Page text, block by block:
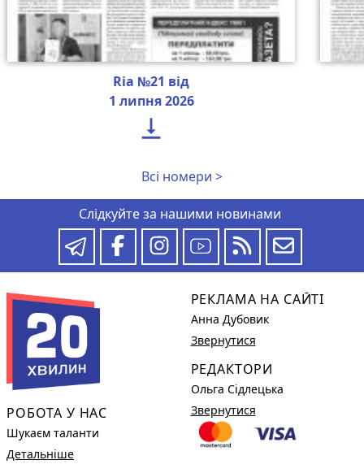
Ria №21 від
1 липня 2026

Всі номери >
Слідкуйте за нашими новинами
РОБОТА У НАС
Шукаєм таланти
Детальніше
РЕКЛАМА НА САЙТІ
Анна Дубовик
Звернутися
РЕДАКТОРИ
Ольга Сідлецька
Звернутися